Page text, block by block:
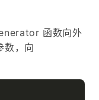
函数向外
数，向